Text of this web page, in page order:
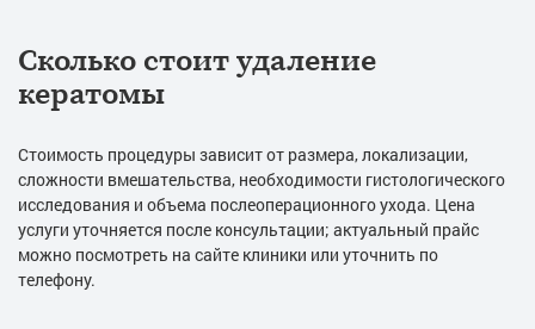
Сколько стоит удаление
кератомы
Стоимость процедуры зависит от размера, локализации,
сложности вмешательства, необходимости гистологического
исследования и объема послеоперационного ухода. Цена
услуги уточняется после консультации; актуальный прайс
можно посмотреть на сайте клиники или уточнить по
телефону.